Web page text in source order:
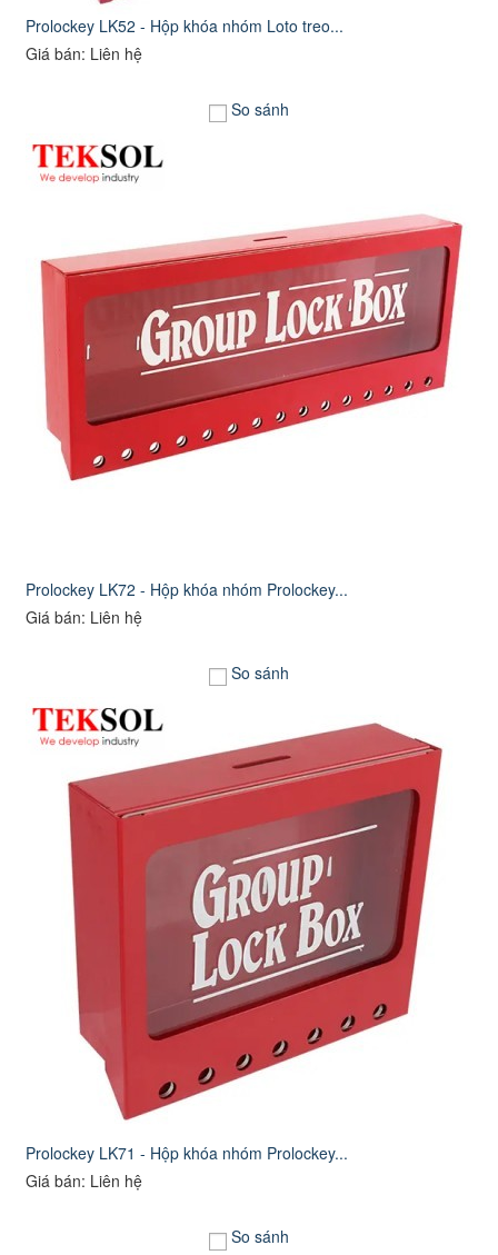
Prolockey LK52 - Hộp khóa nhóm Loto treo...
Giá bán: Liên hệ
So sánh
Prolockey LK72 - Hộp khóa nhóm Prolockey...
Giá bán: Liên hệ
So sánh
Prolockey LK71 - Hộp khóa nhóm Prolockey...
Giá bán: Liên hệ
So sánh